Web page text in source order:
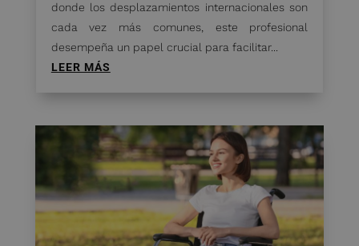
donde los desplazamientos internacionales son
cada vez más comunes, este profesional
desempeña un papel crucial para facilitar...
LEER MÁS